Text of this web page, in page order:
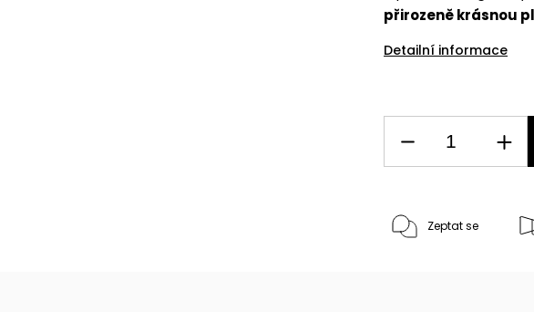
přirozeně krásnou
Detailní informace
Zeptat se